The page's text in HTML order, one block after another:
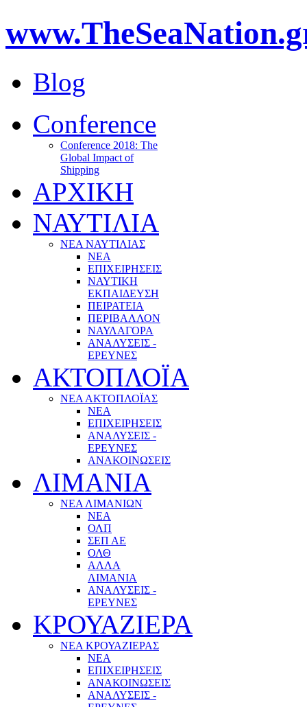
Blog
Conference
Conference 2018: The
Global Impact of
Shipping
ΑΡΧΙΚΗ
ΝΑΥΤΙΛΙΑ
ΝΕΑ ΝΑΥΤΙΛΙΑΣ
ΝΕΑ
ΕΠΙΧΕΙΡΗΣΕΙΣ
ΝΑΥΤΙΚΗ
ΕΚΠΑΙΔΕΥΣΗ
ΠΕΙΡΑΤΕΙΑ
ΠΕΡΙΒΑΛΛΟΝ
ΝΑΥΛΑΓΟΡΑ
ΑΝΑΛΥΣΕΙΣ -
ΕΡΕΥΝΕΣ
ΑΚΤΟΠΛΟΪΑ
ΝΕΑ ΑΚΤΟΠΛΟΪΑΣ
ΝΕΑ
ΕΠΙΧΕΙΡΗΣΕΙΣ
ΑΝΑΛΥΣΕΙΣ -
ΕΡΕΥΝΕΣ
ΑΝΑΚΟΙΝΩΣΕΙΣ
ΛΙΜΑΝΙΑ
ΝΕΑ ΛΙΜΑΝΙΩΝ
ΝΕΑ
ΟΛΠ
ΣΕΠ ΑΕ
ΟΛΘ
ΑΛΛΑ
ΛΙΜΑΝΙΑ
ΑΝΑΛΥΣΕΙΣ -
ΕΡΕΥΝΕΣ
ΚΡΟΥΑΖΙΕΡΑ
ΝΕΑ ΚΡΟΥΑΖΙΕΡΑΣ
NEA
ΕΠΙΧΕΙΡΗΣΕΙΣ
ΑΝΑΚΟΙΝΩΣΕΙΣ
ΑΝΑΛΥΣΕΙΣ -